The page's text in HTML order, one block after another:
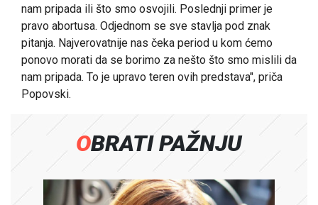
nam pripada ili što smo osvojili. Poslednji primer je
pravo abortusa. Odjednom se sve stavlja pod znak
pitanja. Najverovatnije nas čeka period u kom ćemo
ponovo morati da se borimo za nešto što smo mislili da
nam pripada. To je upravo teren ovih predstava", priča
Popovski.
OBRATI PAŽNJU